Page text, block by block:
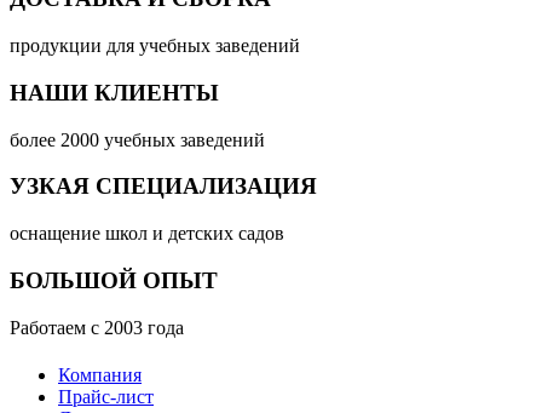
продукции для учебных заведений
НАШИ КЛИЕНТЫ
более 2000 учебных заведений
УЗКАЯ СПЕЦИАЛИЗАЦИЯ
оснащение школ и детских садов
БОЛЬШОЙ ОПЫТ
Работаем с 2003 года
Компания
Прайс-лист